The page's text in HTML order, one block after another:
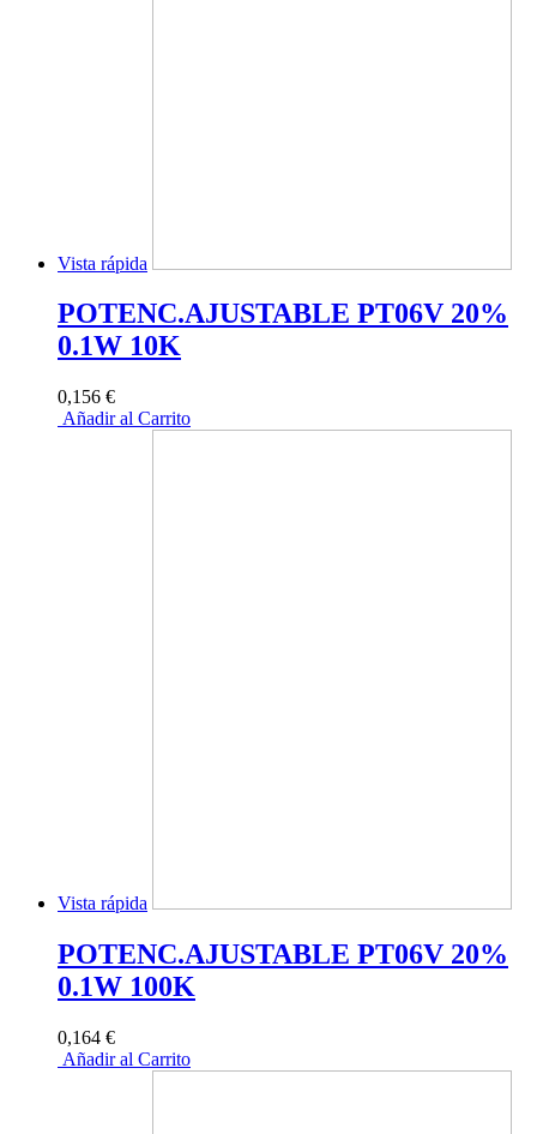
Vista rápida
POTENC.AJUSTABLE PT06V 20%
0.1W 10K
0,156 €
Añadir al Carrito
Vista rápida
POTENC.AJUSTABLE PT06V 20%
0.1W 100K
0,164 €
Añadir al Carrito